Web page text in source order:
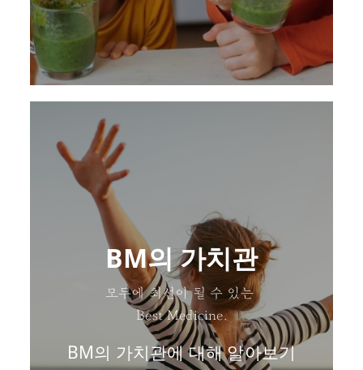
BM의 가치관
모두에 최선이 될 수 있는
Best Medicine.
BM의 가치관에 대해 알아보기